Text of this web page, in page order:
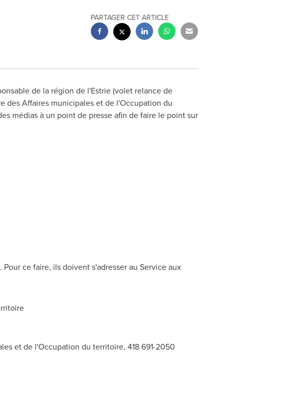
PARTAGER CET ARTICLE
de la région de l'Estrie (volet relance de
des Affaires municipales et de l'Occupation du
médias à un point de presse afin de faire le point sur
ce faire, ils doivent s'adresser au Service aux
et de l'Occupation du territoire, 418 691-2050